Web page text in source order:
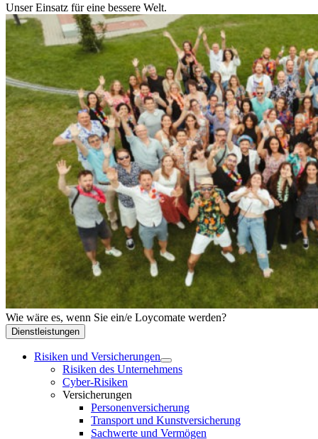
Unser Einsatz für eine bessere Welt.
Wie wäre es, wenn Sie ein/e Loycomate werden?
Dienstleistungen
Risiken und Versicherungen
Risiken des Unternehmens
Cyber-Risiken
Versicherungen
Personenversicherung
Transport und Kunstversicherung
Sachwerte und Vermögen